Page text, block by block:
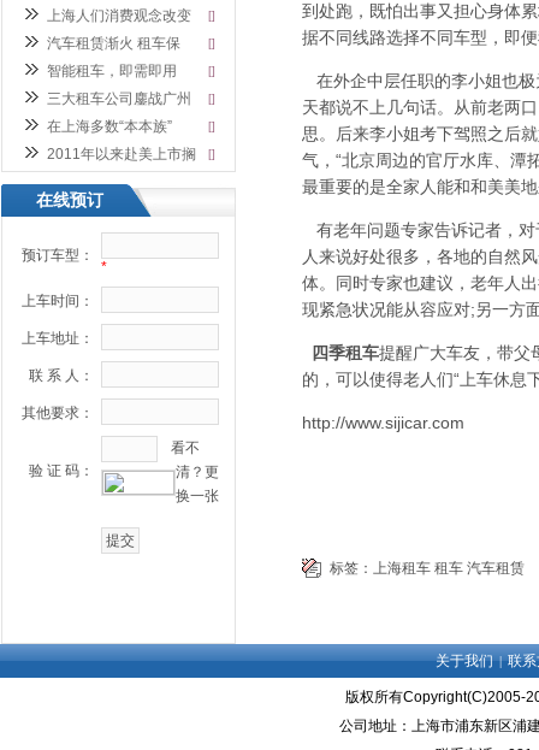
到处跑，既怕出事又担心身体
据不同线路选择不同车型，即
在外企中层任职的李小姐也
天都说不上几句话。从前老两
思。后来李小姐考下驾照之后
气，“北京周边的官厅水库、潭
最重要的是全家人能和和美美
有老年问题专家告诉记者，
人来说好处很多，各地的自然
体。同时专家也建议，老年人
现紧急状况能从容应对;另一方
四季租车提醒广大车友，带父
的，可以使得老人们“上车休息
http://www.sijicar.com
标签： 上海租车 租车 汽车租赁
[]
上海人们消费观念改变
[]
汽车租赁渐火 租车保
[]
智能租车，即需即用
[]
三大租车公司鏖战广州
[]
在上海多数“本本族”
[]
2011年以来赴美上市搁
在线预订
预订车型：
*
上车时间：
上车地址：
联 系 人：
其他要求：
验 证 码：
看不
清？更
换一张
关于我们 |联系
版权所有Copyright(C)2005-
公司地址：上海市浦东新区浦